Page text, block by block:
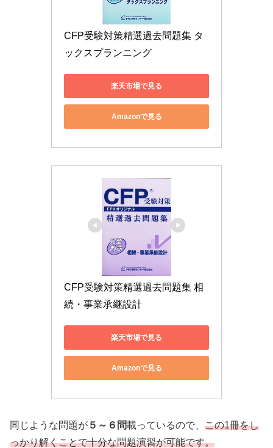
CFP受験対策精選過去問題集 タ
ックスプランニング
楽天市場で見る
Amazonで見る
CFP受験対策精選過去問題集 相
続・事業承継設計
楽天市場で見る
Amazonで見る
同じような問題が ５～６問載っているので、 この1冊をし
っかり解くことで十分な問題演習が可能です。